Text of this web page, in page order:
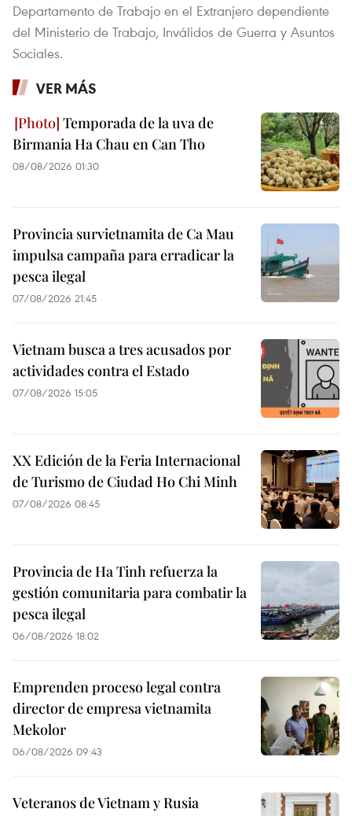
Departamento de Trabajo en el Extranjero dependiente
del Ministerio de Trabajo, Inválidos de Guerra y Asuntos
Sociales.
VER MÁS
Temporada de la uva de
Birmania Ha Chau en Can Tho
08/08/2026 01:30
Provincia survietnamita de Ca Mau
impulsa campaña para erradicar la
pesca ilegal
07/08/2026 21:45
Vietnam busca a tres acusados por
actividades contra el Estado
07/08/2026 15:05
XX Edición de la Feria Internacional
de Turismo de Ciudad Ho Chi Minh
07/08/2026 08:45
Provincia de Ha Tinh refuerza la
gestión comunitaria para combatir la
pesca ilegal
06/08/2026 18:02
Emprenden proceso legal contra
director de empresa vietnamita
Mekolor
06/08/2026 09:43
Veteranos de Vietnam y Rusia